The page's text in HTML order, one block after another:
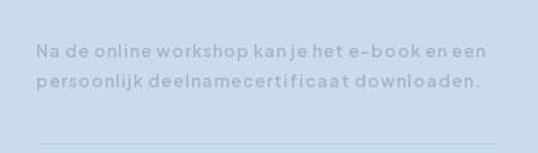
Na de online workshop kan je het e-book en een
persoonlijk deelnamecertificaat downloaden.